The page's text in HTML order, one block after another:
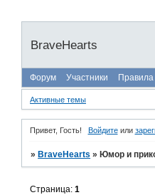
BraveHearts
Форум Участники Правила
Активные темы
Привет, Гость! Войдитеили
» BraveHearts » Юмор и
Страница:1